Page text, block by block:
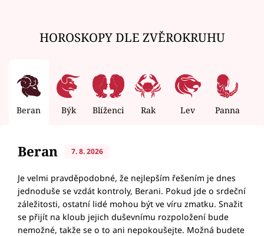
HOROSKOPY DLE ZVĚROKRUHU
Beran Býk Blíženci Rak Lev Panna
Beran 7. 8. 2026
Je velmi pravděpodobné, že nejlepším řešením je dnes
jednoduše se vzdát kontroly, Berani. Pokud jde o srdeční
záležitosti, ostatní lidé mohou být ve víru zmatku. Snažit
se přijít na kloub jejich duševnímu rozpoložení bude
nemožné, takže se o to ani nepokoušejte. Možná budete